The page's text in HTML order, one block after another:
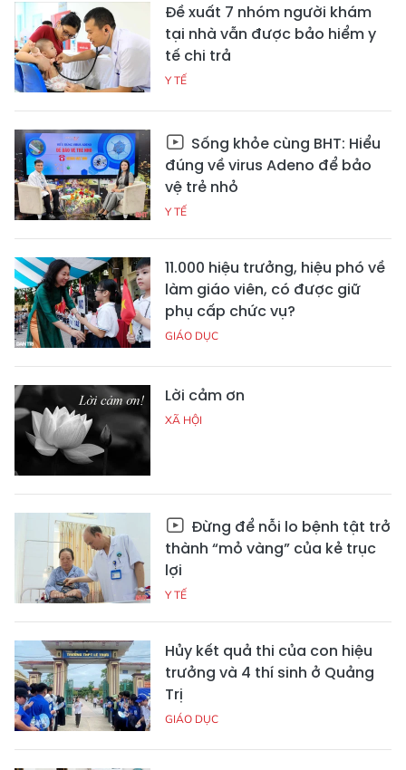
Đề xuất 7 nhóm người khám
tại nhà vẫn được bảo hiểm y
tế chi trả
Y TẾ
Sống khỏe cùng BHT: Hiểu
đúng về virus Adeno để bảo
vệ trẻ nhỏ
Y TẾ
11.000 hiệu trưởng, hiệu phó về
làm giáo viên, có được giữ
phụ cấp chức vụ?
GIÁO DỤC
Lời cảm ơn
XÃ HỘI
Đừng để nỗi lo bệnh tật trở
thành “mỏ vàng” của kẻ trục
lợi
Y TẾ
Hủy kết quả thi của con hiệu
trưởng và 4 thí sinh ở Quảng
Trị
GIÁO DỤC